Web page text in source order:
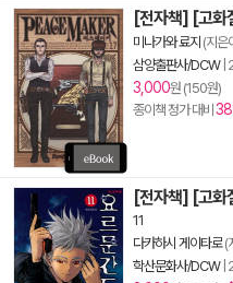
[전자책] [고화
미나가와 료지 (지은
삼양출판사/DCW|
3,000원 (150원)
종이책 정가 대비
[전자책] [고화
11
다카하시 게이타로(
학산문화사/DCW|